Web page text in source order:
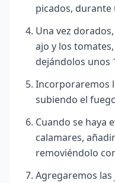
picados, durante
Una vez
ajo y los
dejándolos unos
Incorporaremos
subiendo el
Cuando se haya
calamares,
removiéndolo
Agregaremos las